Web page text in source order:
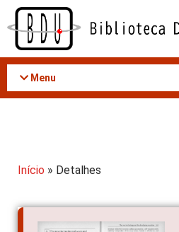
Acessar
conteúdo
Menu
Início » Detalhes